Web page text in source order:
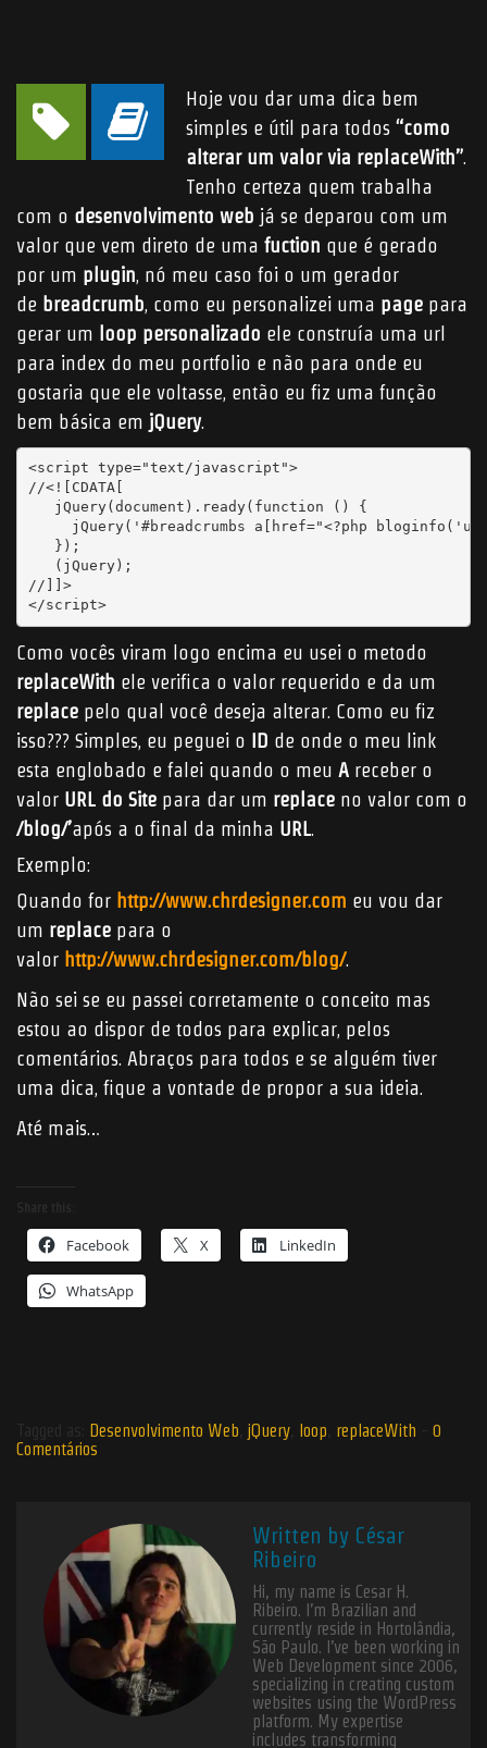
Hoje vou dar uma dica bem
simples e útil para todos “como
alterar um valor via replaceWith”.
Tenho certeza quem trabalha
com o desenvolvimento web já se deparou com um
valor que vem direto de uma fuction que é gerado
por um plugin, nó meu caso foi o um gerador
de breadcrumb, como eu personalizei uma page para
gerar um
loop personalizado ele construía uma url
para index do meu portfolio e não para onde eu
gostaria que ele voltasse, então eu fiz uma função
bem básica em jQuery.
<script type="text/javascript">
//<![CDATA[
   jQuery(document).ready(function () {
jQuery('#breadcrumbs a[href="<?php
   });
   (jQuery);
//]]>
</script>
Como vocês viram logo encima eu usei o metodo
replaceWith ele verifica o valor requerido e da um
replace pelo qual você deseja alterar. Como eu fiz
isso??? Simples, eu peguei o ID de onde o meu link
esta englobado e falei quando o meu A receber o
valor URL do Site para dar um replace no valor com o
/blog/’após a o final da minha URL.
Exemplo:
Quando for http://www.chrdesigner.com eu vou dar
um replace para o
valor http://www.chrdesigner.com/blog/.
Não sei se eu passei corretamente o conceito mas
estou ao dispor de todos para explicar, pelos
comentários. Abraços para todos e se alguém tiver
uma dica, fique a vontade de propor a sua ideia.
Até mais…
Facebook X LinkedIn
WhatsApp
Desenvolvimento Web jQuery loop replaceWith
0
Comentários
Written by César
Ribeiro
Hi, my name is Cesar H.
Ribeiro. I’m Brazilian and
currently reside in Hortolândia,
São Paulo. I’ve been working in
Web Development since 2006,
specializing in creating custom
websites using the WordPress
platform. My expertise
includes transforming
CHR Designer- All rights reserved | Powered by theOdin
WordPress hosted by Hostinger.